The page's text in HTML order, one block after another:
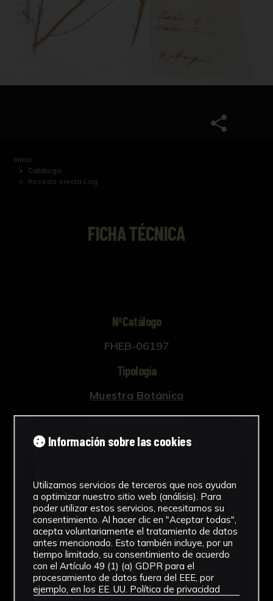
Inicio
Catálogo
Reseda erecta Lag.
FICHA TÉCNICA
NºCatálogo
FHEB-06197
Tipología
Muestra Botánica
Cronología
SF
Fondo Herbario
Inscripciones
U-034
Género
Reseda
Información sobre las cookies
Utilizamos servicios de terceros que nos ayudan
a optimizar nuestro sitio web (análisis). Para
poder utilizar estos servicios, necesitamos su
consentimiento. Al hacer clic en "Aceptar todas",
acepta voluntariamente el tratamiento de datos
antes mencionado. Esto también incluye, por un
tiempo limitado, su consentimiento de acuerdo
con el Artículo 49 (1) (a) GDPR para el
procesamiento de datos fuera del EEE, por
ejemplo, en los EE. UU. Política de privacidad